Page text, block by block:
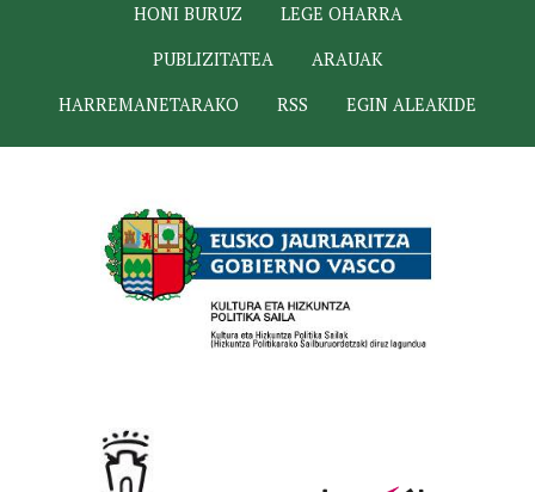
HONI BURUZ
LEGE OHARRA
PUBLIZITATEA
ARAUAK
HARREMANETARAKO
RSS EGIN ALEAKIDE